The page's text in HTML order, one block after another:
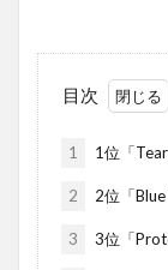
目次
1 1位「
2 2位「
3 3位「